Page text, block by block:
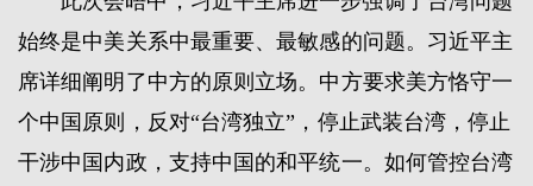
始终是中美关系中最重要、最敏感的问题。习近平主
席详细阐明了中方的原则立场。中方要求美方恪守一
个中国原则，反对“台湾独立”，停止武装台湾，停止
干涉中国内政，支持中国的和平统一。如何管控台湾